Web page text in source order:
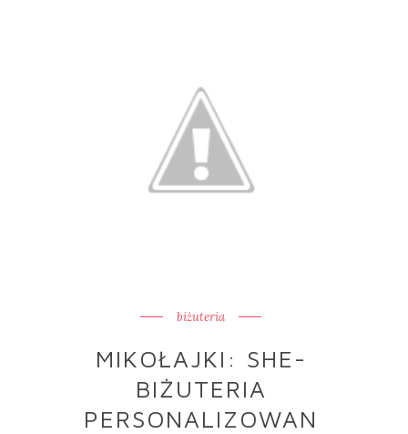
biżuteria
MIKOŁAJKI: SHE-
BIŻUTERIA
PERSONALIZOWAN